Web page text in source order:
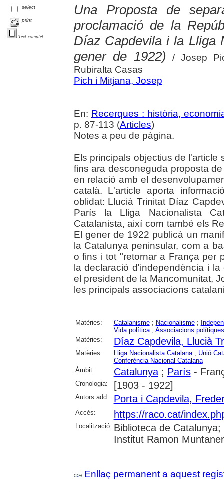
select
print
Text complet
Una Proposta de
proclamació de la
Díaz Capdevila i la Lliga
gener de 1922)
/ Josep
Rubiralta Casas
Pich i Mitjana, Josep
En: Recerques : història,
p. 87-113 (Articles)
Notes a peu de pàgina.
Els principals objectius de
fins ara desconeguda proposta
en relació amb el
català. L'article aporta
oblidat: Llucià Trinitat Díaz
París la Lliga Nacionalista
Catalanista, així com també els
El gener de 1922 publicà un
la Catalunya peninsular, com a
o fins i tot "retornar a França per
la declaració d'independència i
el president de la Mancomunitat,
les principals associacions
Matèries: Catalanisme; Nacionalisme;
Vida política; Associacions polítiques
Matèries:
Díaz Capdevila, Llucià
Matèries: Lliga Nacionalista Catalana; Unió
Conferència Nacional Catalana
Àmbit:
Catalunya; París-
Cronologia: [1903 - 1922]
Autors add.: Porta i Capdevila,
Accés: https://raco.cat/
Localització: Biblioteca de
Institut Ramon
Enllaç permanent a aquest